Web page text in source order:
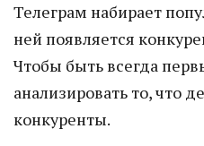
Телеграм набирает
ней появляется
Чтобы быть всегда
анализировать то, что
конкуренты.